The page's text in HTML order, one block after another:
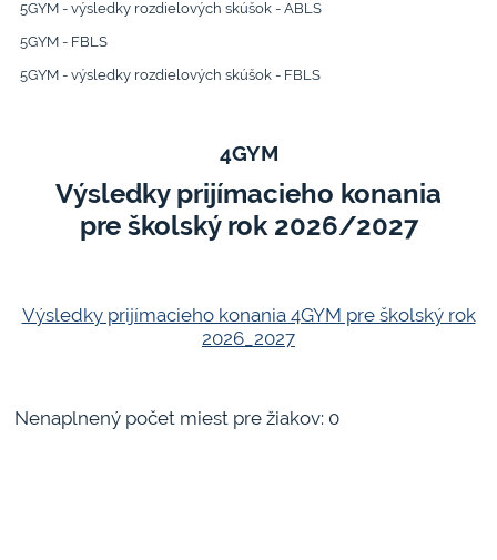
5GYM - výsledky rozdielových skúšok - ABLS
5GYM - FBLS
5GYM - výsledky rozdielových skúšok - FBLS
4GYM
Výsledky prijímacieho konania
pre školský rok 2026/2027
Výsledky prijímacieho konania 4GYM pre školský rok
2026_2027
Nenaplnený počet miest pre žiakov: 0